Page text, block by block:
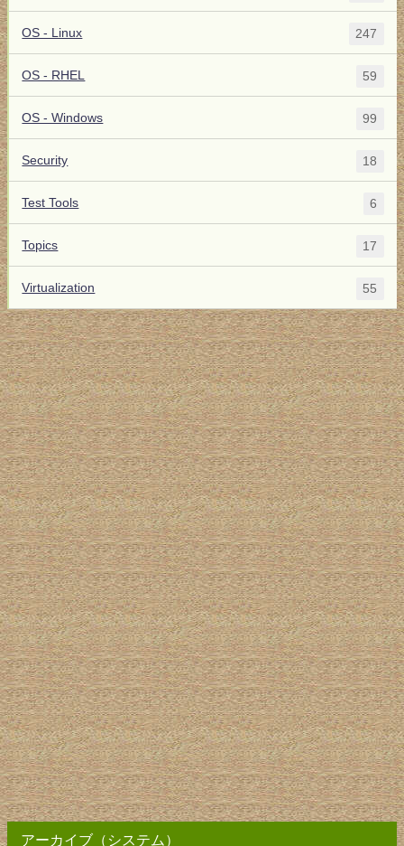
OS - Linux 247
OS - RHEL 59
OS - Windows 99
Security 18
Test Tools 6
Topics 17
Virtualization 55
アーカイブ（システム）